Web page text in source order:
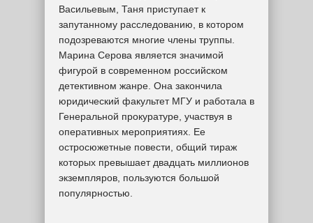
Васильевым, Таня приступает к
запутанному расследованию, в котором
подозреваются многие члены труппы.
Марина Серова является значимой
фигурой в современном российском
детективном жанре. Она закончила
юридический факультет МГУ и работала в
Генеральной прокуратуре, участвуя в
оперативных мероприятиях. Ее
остросюжетные повести, общий тираж
которых превышает двадцать миллионов
экземпляров, пользуются большой
популярностью.